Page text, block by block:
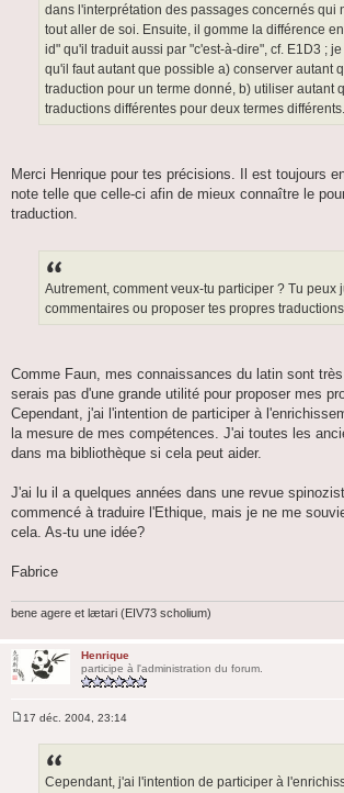
dans l'interprétation des passages concernés qui
tout aller de soi. Ensuite, il gomme la différence
id" qu'il traduit aussi par "c'est-à-dire", cf. E1D3 ;
qu'il faut autant que possible a) conserver autant
traduction pour un terme donné, b) utiliser autant
traductions différentes pour deux termes différents.
Merci Henrique pour tes précisions. Il est toujours
note telle que celle-ci afin de mieux connaître le
traduction.
Autrement, comment veux-tu participer ? Tu peux
commentaires ou proposer tes propres
Comme Faun, mes connaissances du latin sont
serais pas d'une grande utilité pour proposer mes
Cependant, j'ai l'intention de participer à
la mesure de mes compétences. J'ai toutes les
dans ma bibliothèque si cela peut aider.
J'ai lu il a quelques années dans une revue
commencé à traduire l'Ethique, mais je ne me
cela. As-tu une idée?
Fabrice
bene agere et lætari (EIV73 scholium)
Henrique
participe à l'administration du forum.
17 déc. 2004, 23:14
Cependant, j'ai l'intention de participer à